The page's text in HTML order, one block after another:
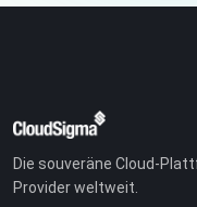
Die souveräne Cloud-
Provider weltweit.